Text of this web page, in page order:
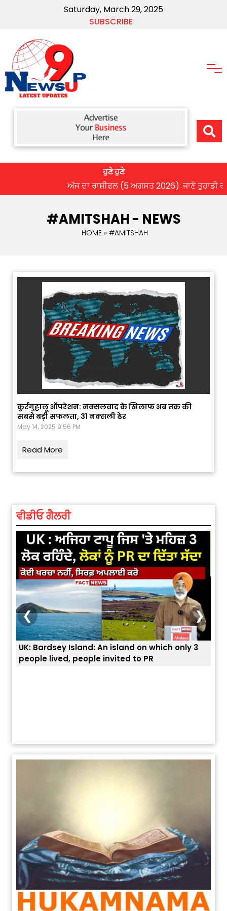
Saturday, March 29, 2025
SUBSCRIBE
ਹੁਣੇ ਹੁਣੇ
ਅੱਜ ਦਾ ਰਾਸ਼ੀਫਲ (5 ਅਗਸਤ 2026): ਜਾਣੋ ਤੁਹਾਡੀ
#AMITSHAH - NEWS
HOME» #AMITSHAH
कुर्रगुट्टालू ऑपरेशन: नक्सलवाद के खिलाफ अब तक की
सबसे बड़ी सफलता, 31 नक्सली ढेर
May 14, 2025 9:56 PM
Read More
ਵੀਡੀਓ ਗੈਲਰੀ
UK: Bardsey Island: An island on which only 3
people lived, people invited to PR
❮ ❯